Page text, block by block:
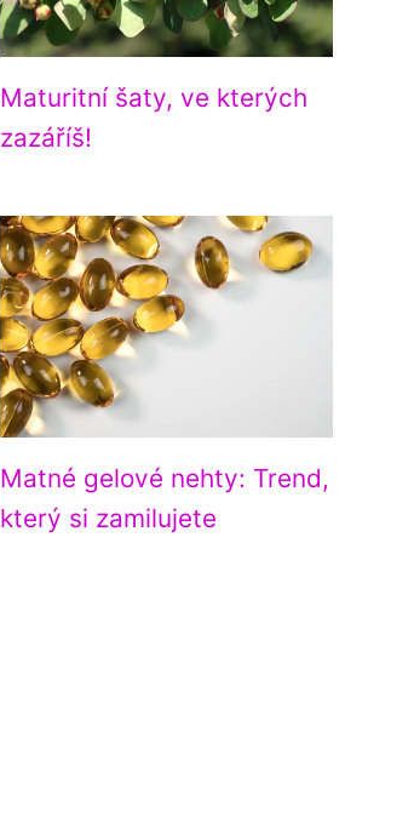
Maturitní šaty, ve kterých
zazáříš!
Matné gelové nehty: Trend,
který si zamilujete